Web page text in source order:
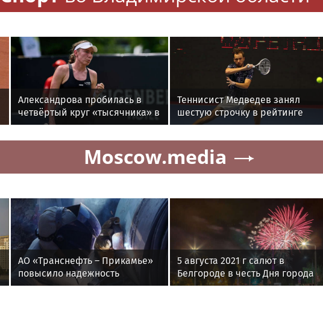
Александрова пробилась в
четвёртый круг «тысячника» в
Торонто
Теннисист Медведев занял
шестую строчку в рейтинге
ATP
Moscow.media
АО «Транснефть – Прикамье»
повысило надежность
производственной
5 августа 2021 г салют в
Белгороде в честь Дня города